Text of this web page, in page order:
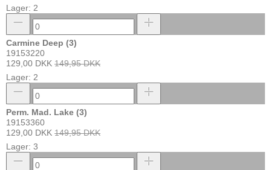
Lager: 2
Carmine Deep (3)
19153220
129,00 DKK 149,95 DKK
Lager: 2
Perm. Mad. Lake (3)
19153360
129,00 DKK 149,95 DKK
Lager: 3